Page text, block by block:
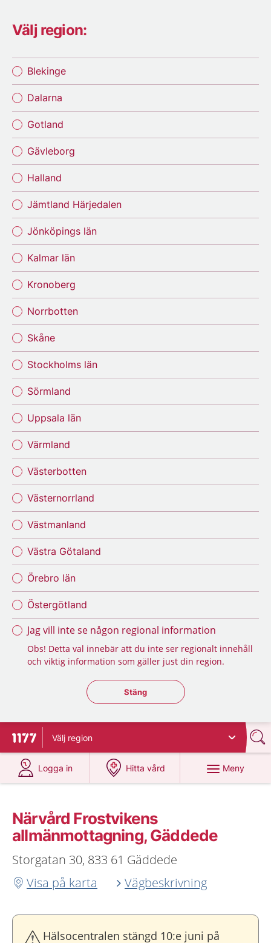
Välj region:
Blekinge
Dalarna
Gotland
Gävleborg
Halland
Jämtland Härjedalen
Jönköpings län
Kalmar län
Kronoberg
Norrbotten
Skåne
Stockholms län
Sörmland
Uppsala län
Värmland
Västerbotten
Västernorrland
Västmanland
Västra Götaland
Örebro län
Östergötland
Jag vill inte se någon regional information
Obs! Detta val innebär att du inte ser regionalt innehåll
och viktig information som gäller just din region.
Stäng regionsväljaren
Stäng
Till startsidan för 1177
Välj region
Logga in
på 1177.se
Hitta vård
på 1177.se
Meny
Närvård Frostvikens
allmänmottagning, Gäddede
Storgatan 30, 833 61 Gäddede
Visa på karta
Vägbeskrivning
Hälsocentralen stängd 10:e juni på